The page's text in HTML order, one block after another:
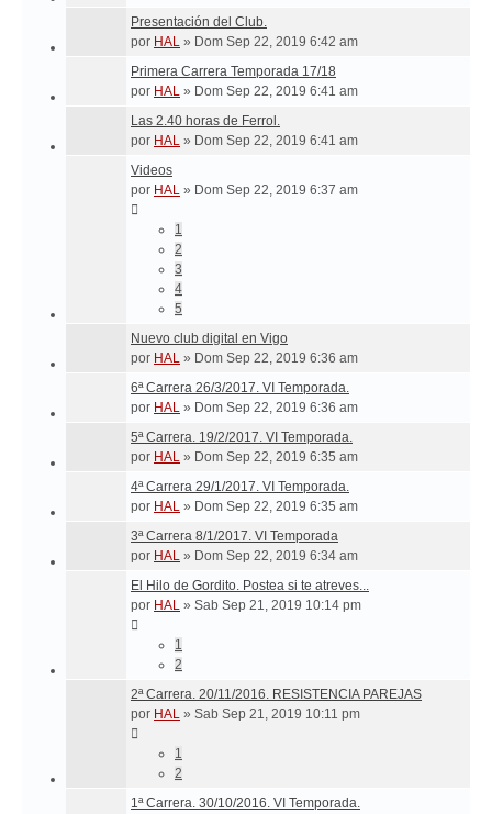
Presentación del Club.
por HAL » Dom Sep 22, 2019 6:42 am
Primera Carrera Temporada 17/18
por HAL » Dom Sep 22, 2019 6:41 am
Las 2.40 horas de Ferrol.
por HAL » Dom Sep 22, 2019 6:41 am
Videos
por HAL » Dom Sep 22, 2019 6:37 am
1
2
3
4
5
Nuevo club digital en Vigo
por HAL » Dom Sep 22, 2019 6:36 am
6ª Carrera 26/3/2017. VI Temporada.
por HAL » Dom Sep 22, 2019 6:36 am
5ª Carrera. 19/2/2017. VI Temporada.
por HAL » Dom Sep 22, 2019 6:35 am
4ª Carrera 29/1/2017. VI Temporada.
por HAL » Dom Sep 22, 2019 6:35 am
3ª Carrera 8/1/2017. VI Temporada
por HAL » Dom Sep 22, 2019 6:34 am
El Hilo de Gordito. Postea si te atreves...
por HAL » Sab Sep 21, 2019 10:14 pm
1
2
2ª Carrera. 20/11/2016. RESISTENCIA PAREJAS
por HAL » Sab Sep 21, 2019 10:11 pm
1
2
1ª Carrera. 30/10/2016. VI Temporada.